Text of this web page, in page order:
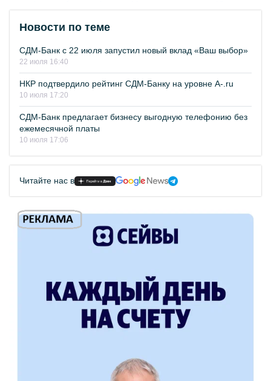
Новости по теме
СДМ-Банк с 22 июля запустил новый вклад «Ваш выбор»
22 июля 16:40
НКР подтвердило рейтинг СДМ-Банку на уровне A-.ru
10 июля 17:20
СДМ-Банк предлагает бизнесу выгодную телефонию без
ежемесячной платы
10 июля 17:06
Читайте нас в